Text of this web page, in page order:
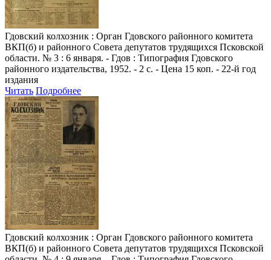
Гдовский колхозник : Орган Гдовского районного комитета
ВКП(б) и районного Совета депутатов трудящихся Псковской
области. № 3 : 6 января. - Гдов : Типография Гдовского
районного издательства, 1952. - 2 с. - Цена 15 коп. - 22-й год
издания
Читать Подробнее
Гдовский колхозник : Орган Гдовского районного комитета
ВКП(б) и районного Совета депутатов трудящихся Псковской